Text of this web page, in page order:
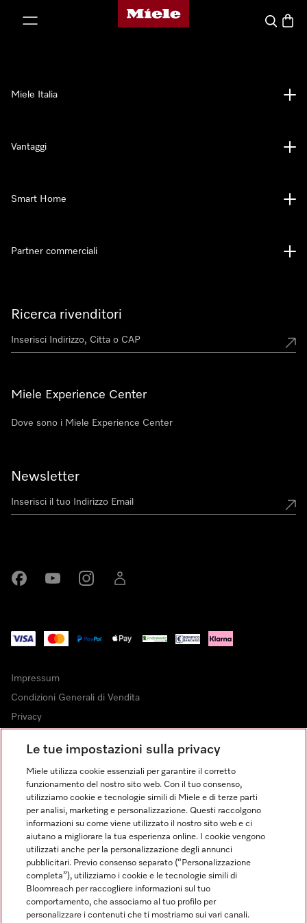
Homepage di Miele
Cerca
Ricerca rivenditori
Miele Experience Center
Dove sono i Miele Experience Center
Newsletter
Miele Italia
Vantaggi
Smart Home
Partner commerciali
Impressum
Condizioni Generali di Vendita
Privacy
Dichiarazione di Accessibilità
Modulo di recesso
Legge sui servizi digitali
Impostazioni cookie
FINANZIAMENTO FINO A 50 MESI CON OPZIONE 10 E TASSO
ZERO
Le tue impostazioni sulla privacy
Miele utilizza cookie essenziali per garantire il corretto
funzionamento del nostro sito web. Con il tuo consenso,
utilizziamo cookie e tecnologie simili di Miele e di terze parti
per analisi, marketing e personalizzazione. Questi raccolgono
informazioni su come viene utilizzato il nostro sito web e ci
aiutano a migliorare la tua esperienza online. I cookie vengono
utilizzati anche per la personalizzazione degli annunci
pubblicitari. Previo consenso separato (“Personalizzazione
completa”), utilizziamo i cookie e le tecnologie simili di
Bloomreach per raccogliere informazioni sul tuo
comportamento, che associamo al tuo profilo per
personalizzare i contenuti che ti mostriamo sui vari canali.